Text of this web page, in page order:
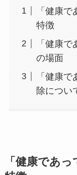
「健康
特徴
「健康
の場面
「健康
除につい
「健康であ